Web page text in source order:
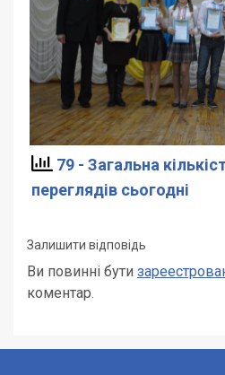
79 - Загальна
переглядів сьогодні
Залишити відповідь
Ви повинні бути
коментар.